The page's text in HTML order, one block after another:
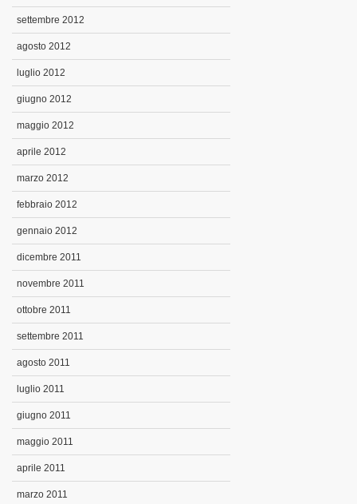
settembre 2012
agosto 2012
luglio 2012
giugno 2012
maggio 2012
aprile 2012
marzo 2012
febbraio 2012
gennaio 2012
dicembre 2011
novembre 2011
ottobre 2011
settembre 2011
agosto 2011
luglio 2011
giugno 2011
maggio 2011
aprile 2011
marzo 2011